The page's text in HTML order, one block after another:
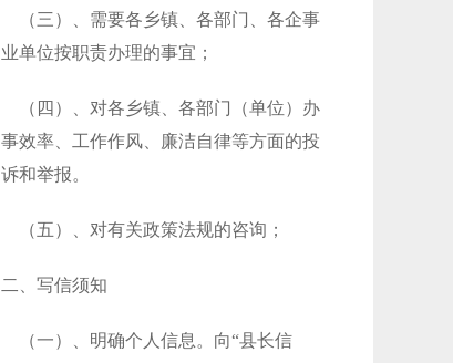
（三）、需要各乡镇、各部门、各企事
业单位按职责办理的事宜；
（四）、对各乡镇、各部门（单位）办
事效率、工作作风、廉洁自律等方面的投
诉和举报。
（五）、对有关政策法规的咨询；
二、写信须知
（一）、明确个人信息。向“县长信